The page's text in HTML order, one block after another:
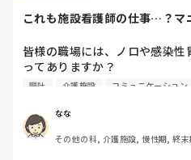
これも施設看護師の仕事…？マ
皆様の職場には、ノロや感染
ってありますか？
いというか穴だらけというか
決めて！という感じで…
嘔吐 介護施設 コミュニケーション
なな
その他の科, 介護施設, 慢性期, 終